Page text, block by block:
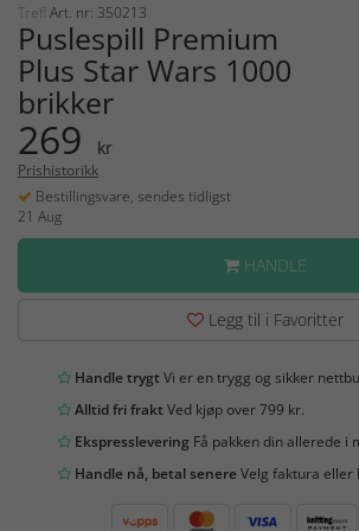
Trefl Art. nr: 350213
Puslespill Premium
Plus Star Wars 1000
brikker
269 kr
Prishistorikk
Bestillingsvare, sendes tidligst
21 Aug
HANDLE
Legg til i Favoritter
Handle trygtVi er en trygg og sikker
Alltid fri fraktVed kjøp over 799 kr.
Ekspresslevering Få pakken din allerede i
Handle nå, betal senereVelg faktura eller